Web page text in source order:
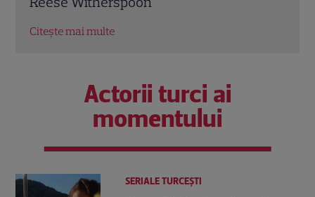
Actorii turci ai
momentului
SERIALE TURCEŞTI